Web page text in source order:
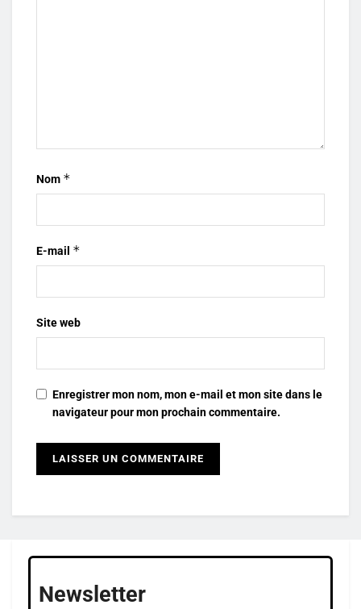
Nom *
E-mail *
Site web
Enregistrer mon nom, mon e-mail et mon site dans le
navigateur pour mon prochain commentaire.
Newsletter